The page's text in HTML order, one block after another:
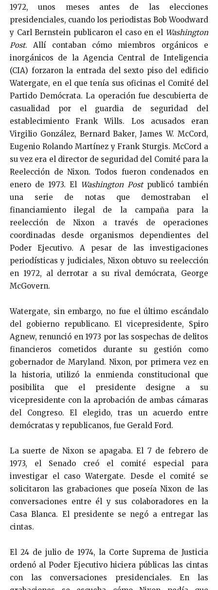
1972, unos meses antes de las elecciones
presidenciales, cuando los periodistas Bob Woodward
y Carl Bernstein publicaron el caso en el Washington
Post. Allí contaban cómo miembros orgánicos e
inorgánicos de la Agencia Central de Inteligencia
(CIA) forzaron la entrada del sexto piso del edificio
Watergate, en el que tenía sus oficinas el Comité del
Partido Demócrata. La operación fue descubierta de
casualidad por el guardia de seguridad del
establecimiento Frank Wills. Los acusados eran
Virgilio González, Bernard Baker, James W. McCord,
Eugenio Rolando Martínez y Frank Sturgis. McCord a
su vez era el director de seguridad del Comité para la
Reelección de Nixon. Todos fueron condenados en
enero de 1973. El Washington Postpublicó también
una serie de notas que demostraban el
financiamiento ilegal de la campaña para la
reelección de Nixon a través de operaciones
coordinadas desde organismos dependientes del
Poder Ejecutivo. A pesar de las investigaciones
periodísticas y judiciales, Nixon obtuvo su reelección
en 1972, al derrotar a su rival demócrata, George
McGovern.
Watergate, sin embargo, no fue el último escándalo
del gobierno republicano. El vicepresidente, Spiro
Agnew, renunció en 1973 por las sospechas de delitos
financieros cometidos durante su gestión como
gobernador de Maryland. Nixon, por primera vez en
la historia, utilizó la enmienda constitucional que
posibilita que el presidente designe a su
vicepresidente con la aprobación de ambas cámaras
del Congreso. El elegido, tras un acuerdo entre
demócratas y republicanos, fue Gerald Ford.
La suerte de Nixon se apagaba. El 7 de febrero de
1973, el Senado creó el comité especial para
investigar el caso Watergate. Desde el comité se
solicitaron las grabaciones que poseía Nixon de las
conversaciones entre él y sus colaboradores en la
Casa Blanca. El presidente se negó a entregar las
cintas.
El 24 de julio de 1974, la Corte Suprema de Justicia
ordenó al Poder Ejecutivo hiciera públicas las cintas
con las conversaciones presidenciales. En las